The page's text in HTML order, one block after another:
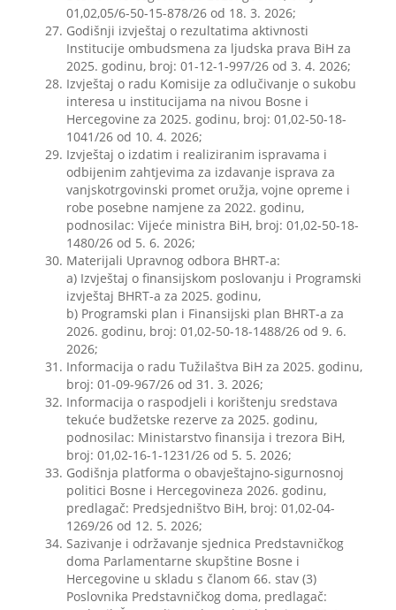
01,02,05/6-50-15-878/26 od 18. 3. 2026;
Godišnji izvještaj o rezultatima aktivnosti
Institucije ombudsmena za ljudska prava BiH za
2025. godinu, broj: 01-12-1-997/26 od 3. 4. 2026;
Izvještaj o radu Komisije za odlučivanje o sukobu
interesa u institucijama na nivou Bosne i
Hercegovine za 2025. godinu, broj: 01,02-50-18-
1041/26 od 10. 4. 2026;
Izvještaj o izdatim i realiziranim ispravama i
odbijenim zahtjevima za izdavanje isprava za
vanjskotrgovinski promet oružja, vojne opreme i
robe posebne namjene za 2022. godinu,
podnosilac: Vijeće ministra BiH, broj: 01,02-50-18-
1480/26 od 5. 6. 2026;
Materijali Upravnog odbora BHRT-a:
a) Izvještaj o finansijskom poslovanju i Programski
izvještaj BHRT-a za 2025. godinu,
b) Programski plan i Finansijski plan BHRT-a za
2026. godinu, broj: 01,02-50-18-1488/26 od 9. 6.
2026;
Informacija o radu Tužilaštva BiH za 2025. godinu,
broj: 01-09-967/26 od 31. 3. 2026;
Informacija o raspodjeli i korištenju sredstava
tekuće budžetske rezerve za 2025. godinu,
podnosilac: Ministarstvo finansija i trezora BiH,
broj: 01,02-16-1-1231/26 od 5. 5. 2026;
Godišnja platforma o obavještajno-sigurnosnoj
politici Bosne i Hercegovineza 2026. godinu,
predlagač: Predsjedništvo BiH, broj: 01,02-04-
1269/26 od 12. 5. 2026;
Sazivanje i održavanje sjednica Predstavničkog
doma Parlamentarne skupštine Bosne i
Hercegovine u skladu s članom 66. stav (3)
Poslovnika Predstavničkog doma, predlagač: